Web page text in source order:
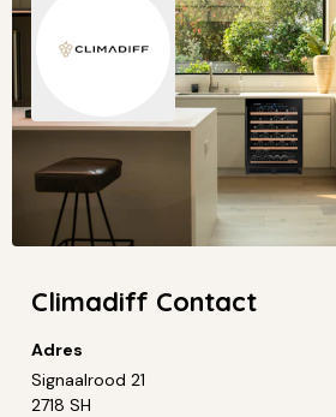
Climadiff Contact
Adres
Signaalrood 21
2718 SH